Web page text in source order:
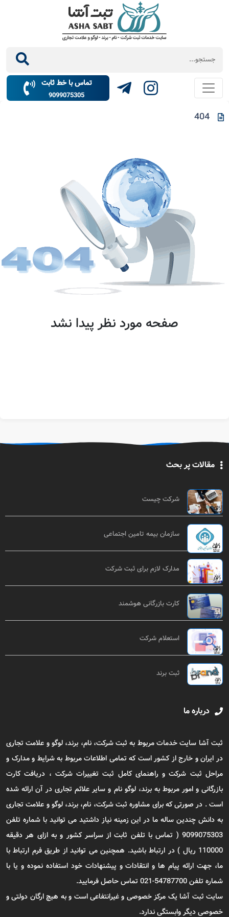
تماس با خط ثابت
9099075305
404
صفحه مورد نظر پیدا نشد
مقالات پر بحث
شرکت چیست
سازمان بیمه تامین اجتماعی
مدارک لازم برای ثبت شرکت
کارت بازرگانی هوشمند
استعلام شرکت
ثبت برند
درباره ما
ثبت آشا سایت خدمات مربوط به ثبت شرکت، نام، برند، لوگو و علامت تجاری
در ایران و خارج از کشور است که تمامی اطلاعات مربوط به شرایط و مدارک و
مراحل ثبت شرکت و راهنمای کامل ثبت تغییرات شرکت ، دریافت کارت
بازرگانی و امور مربوط به برند، لوگو نام و سایر علائم تجاری در آن ارائه شده
است . در صورتی که برای مشاوره ثبت شرکت، نام، برند، لوگو و علامت تجاری
به دانش چندین ساله ما در این زمینه نیاز داشتید می توانید با شماره تلفن
9099075303 ( تماس با تلفن ثابت از سراسر کشور و به ازای هر دقیقه
110000 ریال ) در ارتباط باشید. همچنین می توانید از طریق فرم ارتباط با
ما، جهت ارائه پیام ها و انتقادات و پیشنهادات خود استفاده نموده و یا با
شماره تلفن 54787700-021 تماس حاصل فرمایید.
سایت ثبت آشا یک مرکز خصوصی و غیرانتفاعی است و به هیچ ارگان دولتی و
خصوصی دیگر وابستگی ندارد.